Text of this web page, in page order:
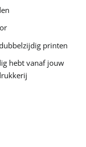
printen
hebt vanaf jouw